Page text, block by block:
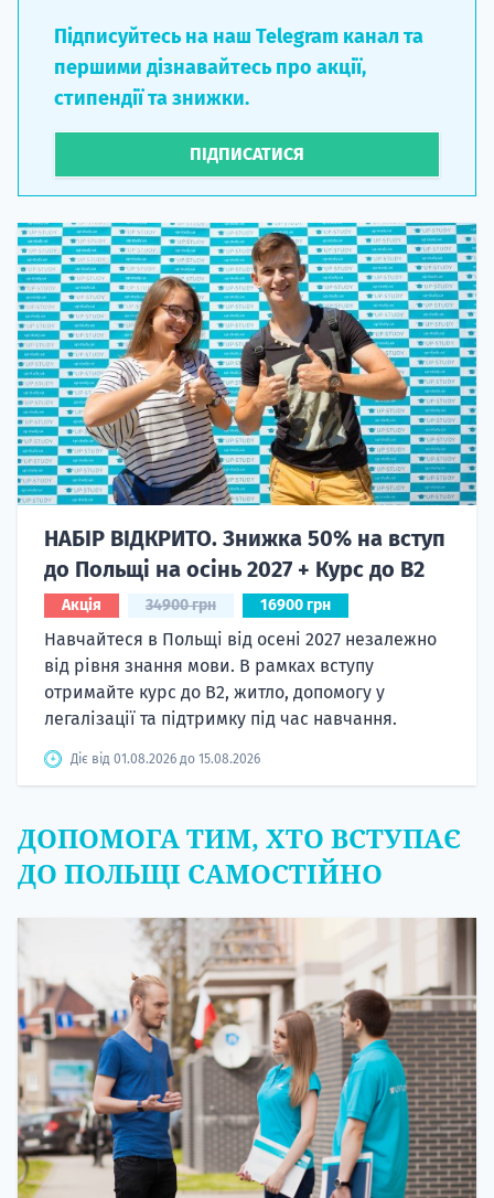
Підписуйтесь на наш Telegram канал та
першими дізнавайтесь про акції,
стипендії та знижки.
ПІДПИСАТИСЯ
НАБІР ВІДКРИТО. Знижка 50% на вступ
до Польщі на осінь 2027 + Курс до B2
Акція 34900 грн 16900 грн
Навчайтеся в Польщі від осені 2027 незалежно
від рівня знання мови. В рамках вступу
отримайте курс до B2, житло, допомогу у
легалізації та підтримку під час навчання.
Діє від 01.08.2026 до 15.08.2026
ДОПОМОГА ТИМ, ХТО ВСТУПАЄ
ДО ПОЛЬЩІ САМОСТІЙНО